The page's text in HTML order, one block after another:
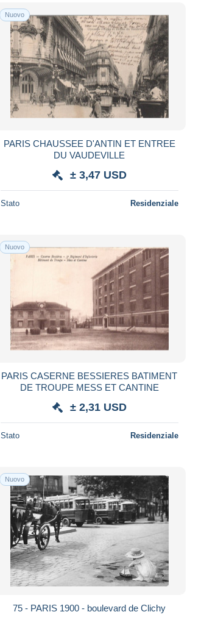
Nuovo
PARIS CHAUSSEE D'ANTIN ET ENTREE
DU VAUDEVILLE
± 3,47 USD
Stato Residenziale
Nuovo
PARIS CASERNE BESSIERES BATIMENT
DE TROUPE MESS ET CANTINE
± 2,31 USD
Stato Residenziale
Nuovo
75 - PARIS 1900 - boulevard de Clichy